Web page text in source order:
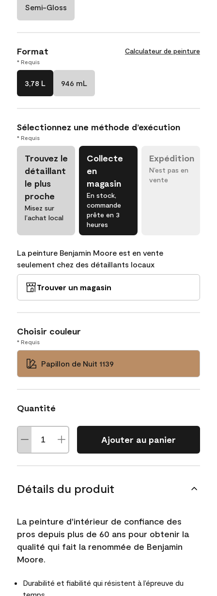
Semi-Gloss
Format Calculateur de peinture
* Requis
3,78 L 946 mL
Sélectionnez une méthode d’exécution
* Requis
Trouvez le
détaillant
le plus
proche
Misez sur
l’achat local
Collecte
en
magasin
En stock,
commande
prête en 3
heures
Expédition
N’est pas en
vente
La peinture Benjamin Moore est en vente
seulement chez des détaillants locaux
Trouver un magasin
Choisir couleur
* Requis
Papillon de Nuit 1139
Quantité
Ajouter au panier
Détails du produit
La peinture d'intérieur de confiance des
pros depuis plus de 60 ans pour obtenir la
qualité qui fait la renommée de Benjamin
Moore.
Durabilité et fiabilité qui résistent à l’épreuve du
temps